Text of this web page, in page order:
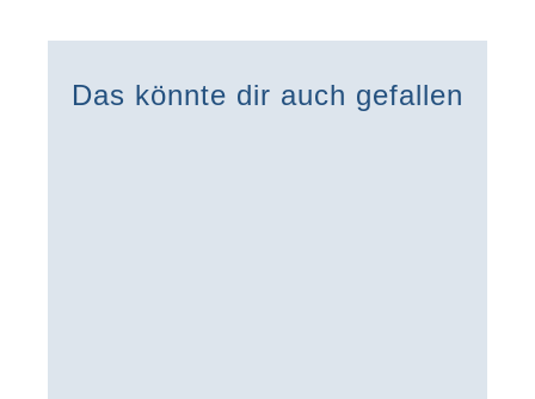
Das könnte dir auch gefallen